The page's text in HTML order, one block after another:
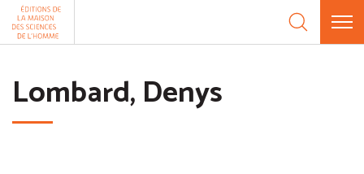
Aller au contenu
Lombard, Denys
Panneau de gestion des cookies